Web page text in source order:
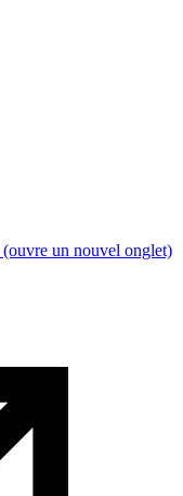
(ouvre un nouvel onglet)